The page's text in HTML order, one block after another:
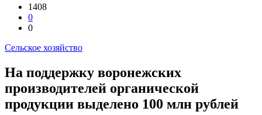
1408
0
0
Сельское хозяйство
На поддержку воронежских
производителей органической
продукции выделено 100 млн рублей